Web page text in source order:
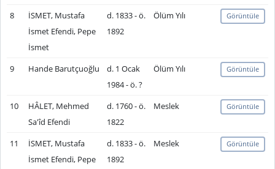
8
İSMET, Mustafa
İsmet Efendi, Pepe
İsmet
d. 1833 - ö.
1892
Ölüm Yılı Görüntüle
9 Hande Barutçuoğlu
d. 1 Ocak
1984 - ö. ?
Ölüm Yılı Görüntüle
10
HÂLET, Mehmed
Sa'îd Efendi
d. 1760 - ö.
1822
Meslek Görüntüle
11
İSMET, Mustafa
İsmet Efendi, Pepe
d. 1833 - ö.
1892
Meslek Görüntüle